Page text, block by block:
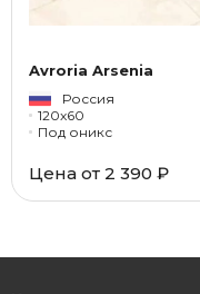
Avroria Arsenia
Россия
120x60
Под оникс
Цена от 2 390 ₽